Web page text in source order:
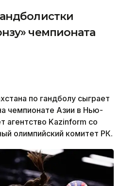
чемпионата
по гандболу сыграет
чемпионате Азии в Нью-
агентство Kazinform со
олимпийский комитет РК.